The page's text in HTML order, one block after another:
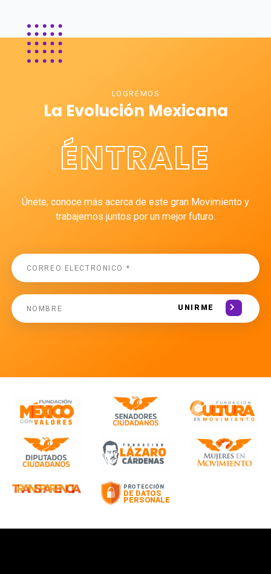
LOGREMOS
La Evolución Mexicana
ÉNTRALE
Únete, conoce más acerca de este gran Movimiento y
trabajemos juntos por un mejor futuro.
UNIRME